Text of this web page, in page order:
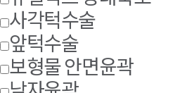
사각턱수술
앞턱수술
보형물 안면윤곽